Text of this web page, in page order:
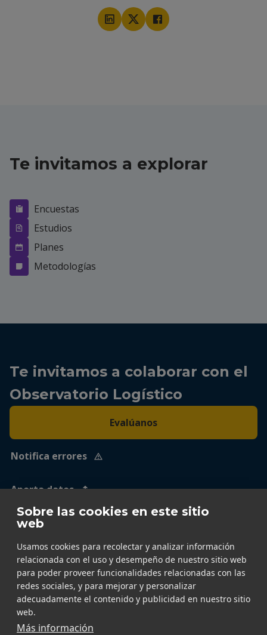
Sobre las cookies en este sitio
web
Usamos cookies para recolectar y analizar información
relacionada con el uso y desempeño de nuestro sitio web
para poder proveer funcionalidades relacionadas con las
redes sociales, y para mejorar y personalizar
adecuadamente el contenido y publicidad en nuestro sitio
web.
Más información
Te invitamos a explorar
Encuestas
Estudios
Planes
Metodologías
Te invitamos a colaborar con el
Observatorio Logístico
Evalúanos
Notifica errores
Aporta datos